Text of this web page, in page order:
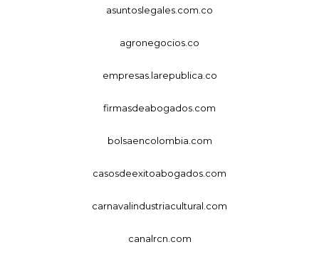
asuntoslegales.com.co
agronegocios.co
empresas.larepublica.co
firmasdeabogados.com
bolsaencolombia.com
casosdeexitoabogados.com
carnavalindustriacultural.com
canalrcn.com